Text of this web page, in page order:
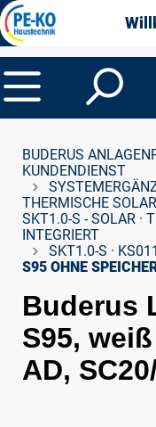
springen
BUDERUS
KUNDENDIENST
THERMISCHE
SKT1.0-S - SOLAR ·
INTEGRIERT
SKT1.0-S ·
S95 OHNE
Buderus
S95,
AD,